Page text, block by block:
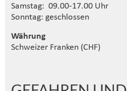
Samstag: 09.00-17.00 Uhr
Sonntag: geschlossen
Währung
Schweizer Franken (CHF)